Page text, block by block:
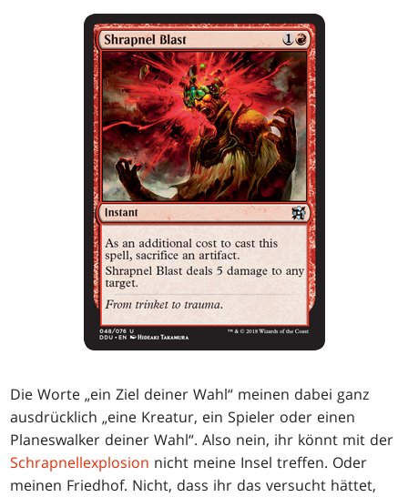
Die Worte „ein Ziel deiner Wahl“ meinen dabei ganz
ausdrücklich „eine Kreatur, ein Spieler oder einen
Planeswalker deiner Wahl“. Also nein, ihr könnt mit der
Schrapnellexplosion nicht meine Insel treffen. Oder
meinen Friedhof. Nicht, dass ihr das versucht hättet,